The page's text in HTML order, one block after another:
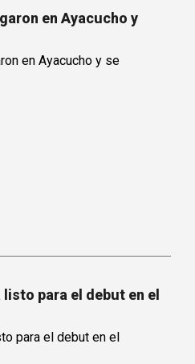
en Ayacucho y
para el debut en el